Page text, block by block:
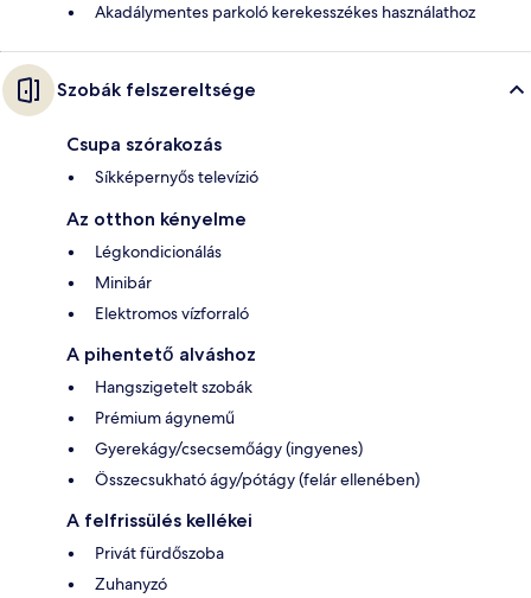
Akadálymentes parkoló kerekesszékes használathoz
Szobák felszereltsége
Csupa szórakozás
Síkképernyős televízió
Az otthon kényelme
Légkondicionálás
Minibár
Elektromos vízforraló
A pihentető alváshoz
Hangszigetelt szobák
Prémium ágynemű
Gyerekágy/csecsemőágy (ingyenes)
Összecsukható ágy/pótágy (felár ellenében)
A felfrissülés kellékei
Privát fürdőszoba
Zuhanyzó